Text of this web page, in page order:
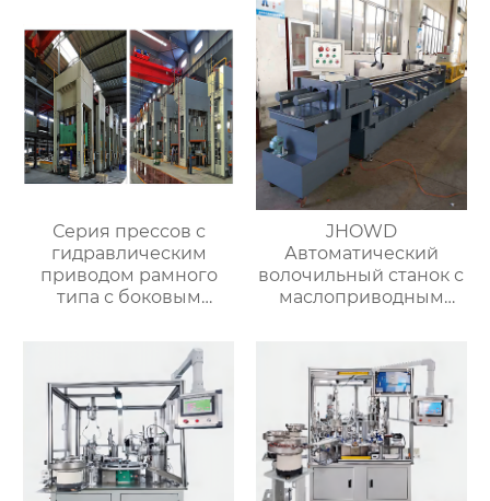
Серия прессов с
гидравлическим
приводом рамного
типа с боковым
JHOWD
Автоматический
волочильный станок с
маслоприводным